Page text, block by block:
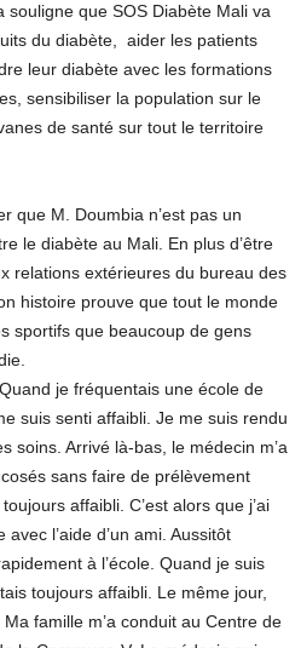
souligne que SOS Diabète Mali va
du diabète, aider les patients
leur diabète avec les formations
sensibiliser la population sur le
de santé sur tout le territoire
que M. Doumbia n’est pas un
le diabète au Mali. En plus d’être
relations extérieures du bureau des
histoire prouve que tout le monde
sportifs que beaucoup de gens
je fréquentais une école de
suis senti affaibli. Je me suis rendu
soins. Arrivé là-bas, le médecin m’a
sans faire de prélèvement
affaibli. C’est alors que j’ai
l’aide d’un ami. Aussitôt
à l’école. Quand je suis
toujours affaibli. Le même jour,
famille m’a conduit au Centre de